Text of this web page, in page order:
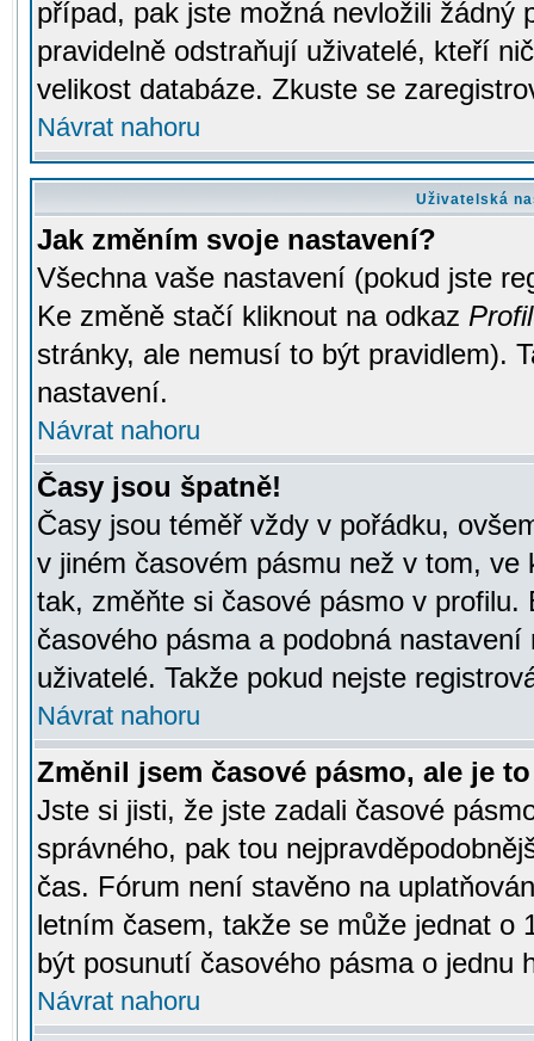
případ, pak jste možná nevložili žádný
pravidelně odstraňují uživatelé, kteří
velikost databáze. Zkuste se
Návrat nahoru
Uživatelská
Jak změním svoje nastavení?
Všechna vaše nastavení (pokud jste
Ke změně stačí kliknout na odkaz Profil
stránky, ale nemusí to být pravidlem).
nastavení.
Návrat nahoru
Časy jsou špatně!
Časy jsou téměř vždy v pořádku,
v jiném časovém pásmu než v tom,
tak, změňte si časové pásmo v
časového pásma a podobná
uživatelé. Takže pokud nejste
Návrat nahoru
Změnil jsem časové pásmo, ale je
Jste si jisti, že jste zadali časové
správného, pak tou
čas. Fórum není stavěno na
letním časem, takže se může jednat o
být posunutí časového pásma o jednu
Návrat nahoru